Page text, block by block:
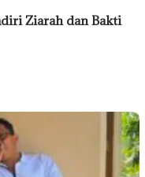
Ziarah dan Bakti